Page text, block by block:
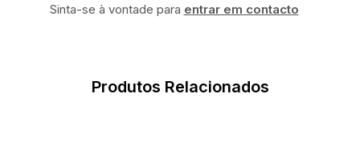
Sinta-se à vontade para entrar em contacto
Produtos Relacionados